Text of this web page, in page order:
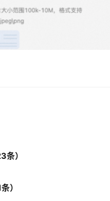
条）
）